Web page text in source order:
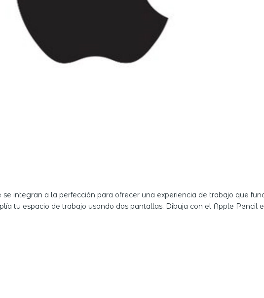
integran a la perfección para ofrecer una experiencia de trabajo que
tu espacio de trabajo usando dos pantallas. Dibuja con el Apple Pencil